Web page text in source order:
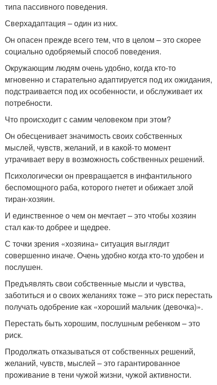
типа пассивного поведения.
Сверхадаптация – один из них.
Он опасен прежде всего тем, что в целом – это скорее
социально одобряемый способ поведения.
Окружающим людям очень удобно, когда кто-то
мгновенно и старательно адаптируется под их ожидания,
подстраивается под их особенности, и обслуживает их
потребности.
Что происходит с самим человеком при этом?
Он обесценивает значимость своих собственных
мыслей, чувств, желаний, и в какой-то момент
утрачивает веру в возможность собственных решений.
Психологически он превращается в инфантильного
беспомощного раба, которого гнетет и обижает злой
тиран-хозяин.
И единственное о чем он мечтает – это чтобы хозяин
стал как-то добрее и щедрее.
С точки зрения «хозяина» ситуация выглядит
совершенно иначе. Очень удобно когда кто-то удобен и
послушен.
Предъявлять свои собственные мысли и чувства,
заботиться и о своих желаниях тоже – это риск перестать
получать одобрение как «хороший мальчик (девочка)».
Перестать быть хорошим, послушным ребенком – это
риск.
Продолжать отказываться от собственных решений,
желаний, чувств, мыслей – это гарантированное
проживание в тени чужой жизни, чужой активности.